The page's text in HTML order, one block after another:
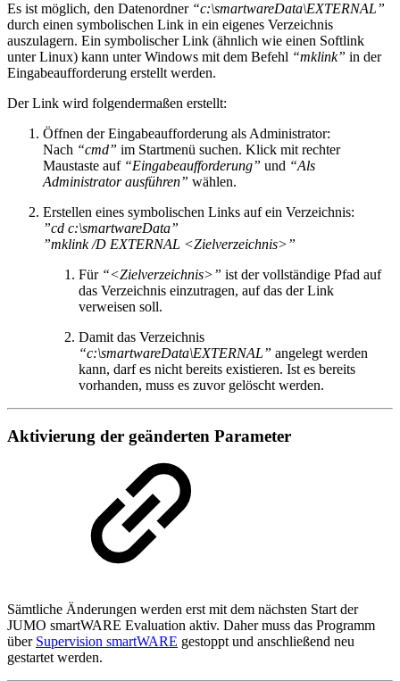
Es ist möglich, den Datenordner “c:\smartwareData\EXTERNAL”
durch einen symbolischen Link in ein eigenes Verzeichnis
auszulagern. Ein symbolischer Link (ähnlich wie einen Softlink
unter Linux) kann unter Windows mit dem Befehl “mklink” in der
Eingabeaufforderung erstellt werden.
Der Link wird folgendermaßen erstellt:
Öffnen der Eingabeaufforderung als Administrator:
Nach “cmd” im Startmenü suchen. Klick mit rechter
Maustaste auf “Eingabeaufforderung” und “Als
Administrator ausführen” wählen.
Erstellen eines symbolischen Links auf ein Verzeichnis:
”cd c:\smartwareData”
”mklink /D EXTERNAL <Zielverzeichnis>”
Für “<Zielverzeichnis>” ist der vollständige Pfad auf
das Verzeichnis einzutragen, auf das der Link
verweisen soll.
Damit das Verzeichnis
“c:\smartwareData\EXTERNAL” angelegt werden
kann, darf es nicht bereits existieren. Ist es bereits
vorhanden, muss es zuvor gelöscht werden.
Aktivierung der geänderten Parameter
Sämtliche Änderungen werden erst mit dem nächsten Start der
JUMO smartWARE Evaluation aktiv. Daher muss das Programm
über Supervision smartWARE gestoppt und anschließend neu
gestartet werden.